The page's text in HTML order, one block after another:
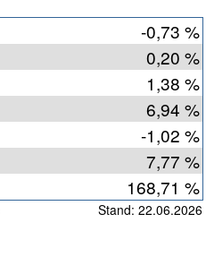
-0,73 %
0,20 %
1,38 %
6,94 %
-1,02 %
7,77 %
168,71 %
Stand: 22.06.2026